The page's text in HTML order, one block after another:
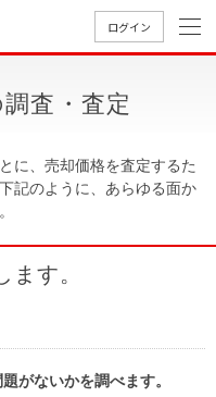
ログイン
新
築・
売
却
AI
店舗のご
案内（関
MUFG
Way
調査・査定
に、売却価格を査定するた
記のように、あらゆる面か
す。
がないかを調べます。